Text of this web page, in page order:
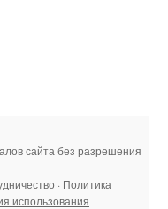
сайта без разрешения
· Политика
использования